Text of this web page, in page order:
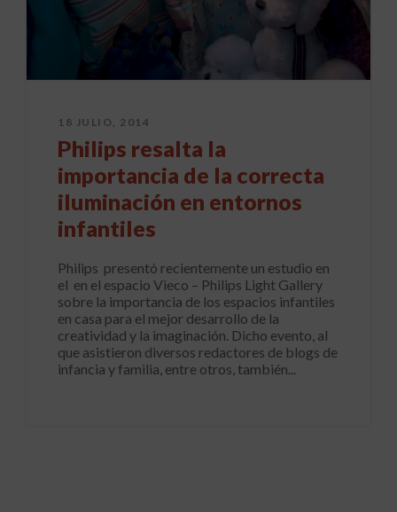
18 JULIO, 2014
Philips resalta la
importancia de la correcta
iluminación en entornos
infantiles
Philips presentó recientemente un estudio en
el en el espacio Vieco – Philips Light Gallery
sobre la importancia de los espacios infantiles
en casa para el mejor desarrollo de la
creatividad y la imaginación. Dicho evento, al
que asistieron diversos redactores de blogs de
infancia y familia, entre otros, también...